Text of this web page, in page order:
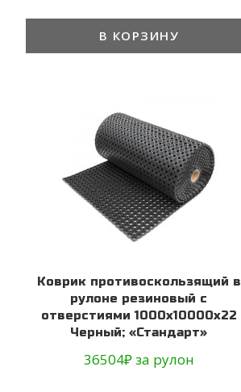
В КОРЗИНУ
Коврик противоскользящий в
рулоне резиновый с
отверстиями 1000х10000х22
Черный; «Стандарт»
36504₽за рулон